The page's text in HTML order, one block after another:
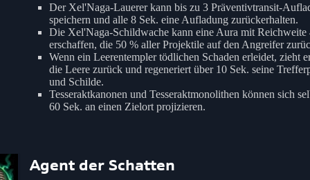
Der Xel'Naga-Lauerer kann bis zu 3 Präventivtransit-
speichern und alle 8 Sek. eine Aufladung zurückerhalten.
Die Xel'Naga-Schildwache kann eine Aura mit Reichweite
erschaffen, die 50 % aller Projektile auf den Angreifer
Wenn ein Leerentempler tödlichen Schaden erleidet, zieht
die Leere zurück und regeneriert über 10 Sek. seine
und Schilde.
Tesseraktkanonen und Tesseraktmonolithen können sich
60 Sek. an einen Zielort projizieren.
Agent der Schatten